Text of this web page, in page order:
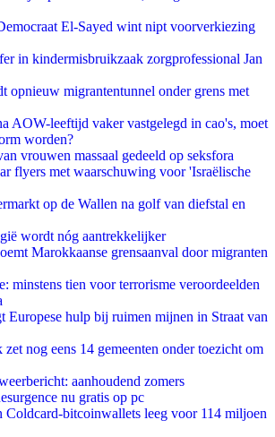
El-Sayed wint nipt voorverkiezing
in kindermisbruikzaak zorgprofessional Jan
opnieuw migrantentunnel onder grens met
AOW-leeftijd vaker vastgelegd in cao's, moet
worden?
vrouwen massaal gedeeld op seksfora
flyers met waarschuwing voor 'Israëlische
op de Wallen na golf van diefstal en
wordt nóg aantrekkelijker
Marokkaanse grensaanval door migranten
minstens tien voor terrorisme veroordeelden
Europese hulp bij ruimen mijnen in Straat van
nog eens 14 gemeenten onder toezicht om
aanhoudend zomers
nu gratis op pc
Coldcard-bitcoinwallets leeg voor 114 miljoen